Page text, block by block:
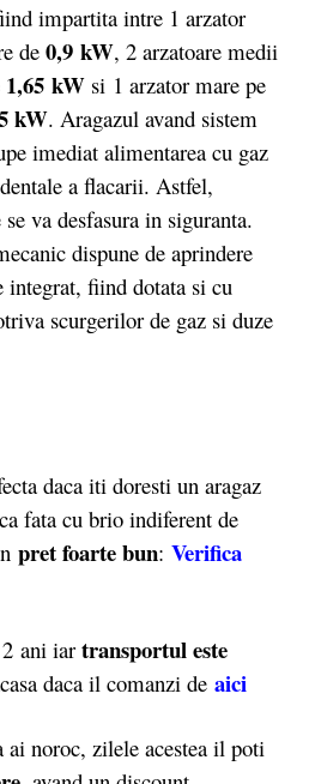
impartita intre 1 arzator
de 0,9 kW, 2 arzatoare medii
1,65 kW si 1 arzator mare pe
kW. Aragazul avand sistem
imediat alimentarea cu gaz
a flacarii. Astfel,
va desfasura in siguranta.
dispune de aprindere
integrat, fiind dotata si cu
scurgerilor de gaz si duze
daca iti doresti un aragaz
fata cu brio indiferent de
pret foarte bun: Verifica
ani iar transportul este
daca il comanzi de aici
noroc, zilele acestea il poti